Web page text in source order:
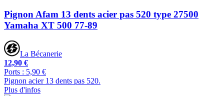
Pignon Afam 13 dents acier pas 520 type 27500
Yamaha XT 500 77-89
La Bécanerie
12,90 €
Ports : 5,90 €
Pignon acier 13 dents pas 520.
Plus d'infos